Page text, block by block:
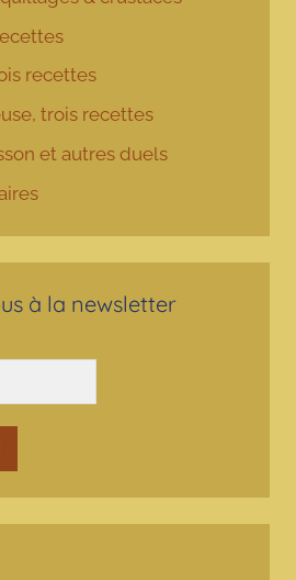
recettes
trois recettes
et autres duels
à la newsletter